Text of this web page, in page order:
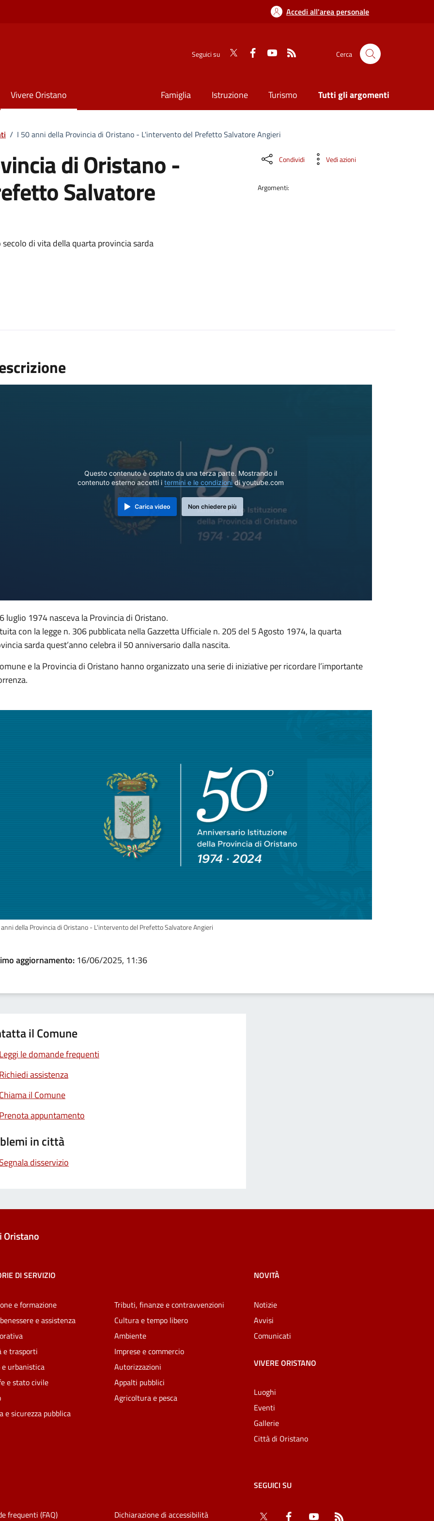
Accedi all'area personale
Seguici su Cerca
Vivere Oristano Famiglia Istruzione Turismo Tutti gli argomenti
/ I 50 anni della Provincia di Oristano - L'intervento del Prefetto Salvatore Angieri
di Oristano -
Salvatore
di immagini
di vita della quarta provincia sarda
Condividi Vedi azioni
Argomenti:
Questo contenuto è ospitato da una terza parte. Mostrando il
contenuto esterno accetti i termini e le condizionidi youtube.com
Carica video Non chiedere più
luglio 1974 nasceva la Provincia di Oristano.
con la legge n. 306 pubblicata nella Gazzetta Ufficiale n. 205 del 5 Agosto 1974, la quarta
sarda quest’anno celebra il 50 anniversario dalla nascita.
e la Provincia di Oristano hanno organizzato una serie di iniziative per ricordare l’importante
della Provincia di Oristano - L'intervento del Prefetto Salvatore Angieri
aggiornamento: 16/06/2025, 11:36
il Comune
le domande frequenti
Richiedi assistenza
Chiama il Comune
Prenota appuntamento
in città
Segnala disservizio
Oristano
DI SERVIZIO
e formazione
e assistenza
e trasporti
e urbanistica
e stato civile
e sicurezza pubblica
Tributi, finanze e contravvenzioni
Cultura e tempo libero
Ambiente
Imprese e commercio
Autorizzazioni
Appalti pubblici
Agricoltura e pesca
NOVITÀ
Notizie
Avvisi
Comunicati
VIVERE ORISTANO
Luoghi
Eventi
Gallerie
Città di Oristano
frequenti (FAQ) Dichiarazione di accessibilità
SEGUICI SU
Twitter Facebook YouTube